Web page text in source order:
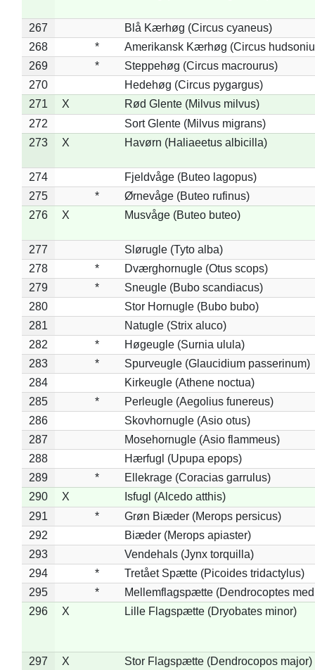
267
Blå Kærhøg (Circus cyaneus)
268
*
Amerikansk Kærhøg (Circus
269
*
Steppehøg (Circus macrourus)
270
Hedehøg (Circus pygargus)
271
X
Rød Glente (Milvus milvus)
272
Sort Glente (Milvus migrans)
273
X Havørn (Haliaeetus albicilla)
274
Fjeldvåge (Buteo lagopus)
275
*
Ørnevåge (Buteo rufinus)
276
X Musvåge (Buteo buteo)
277
Slørugle (Tyto alba)
278
*
Dværghornugle (Otus scops)
279
*
Sneugle (Bubo scandiacus)
280
Stor Hornugle (Bubo bubo)
281
Natugle (Strix aluco)
282
*
Høgeugle (Surnia ulula)
283
*
Spurveugle (Glaucidium passerinum)
284
Kirkeugle (Athene noctua)
285
*
Perleugle (Aegolius funereus)
286
Skovhornugle (Asio otus)
287
Mosehornugle (Asio flammeus)
288
Hærfugl (Upupa epops)
289
*
Ellekrage (Coracias garrulus)
290
X
Isfugl (Alcedo atthis)
291
*
Grøn Biæder (Merops persicus)
292
Biæder (Merops apiaster)
293
Vendehals (Jynx torquilla)
294
*
Tretået Spætte (Picoides tridactylus)
295
*
Mellemflagspætte (Dendrocoptes
296
X Lille Flagspætte (Dryobates minor)
297 X Stor Flagspætte (Dendrocopos major)